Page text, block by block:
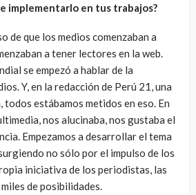
implementarlo en tus trabajos?
de que los medios comenzaban a
a tener lectores en la web.
se empezó a hablar de la
Y, en la redacción de Perú 21, una
todos estábamos metidos en eso. En
nos alucinaba, nos gustaba el
Empezamos a desarrollar el tema
no sólo por el impulso de los
iniciativa de los periodistas, las
de posibilidades.